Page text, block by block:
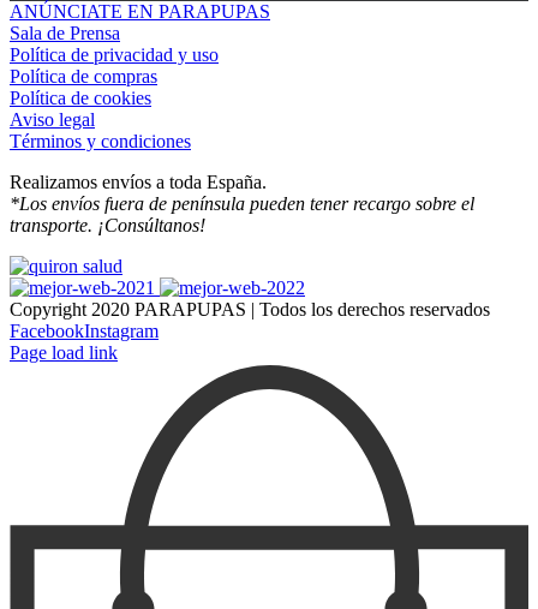
ANÚNCIATE EN PARAPUPAS
Sala de Prensa
Política de privacidad y uso
Política de compras
Política de cookies
Aviso legal
Términos y condiciones
Realizamos envíos a toda España.
*Los envíos fuera de península pueden tener recargo sobre el
transporte. ¡Consúltanos!
Copyright 2020 PARAPUPAS | Todos los derechos reservados
FacebookInstagram
Page load link